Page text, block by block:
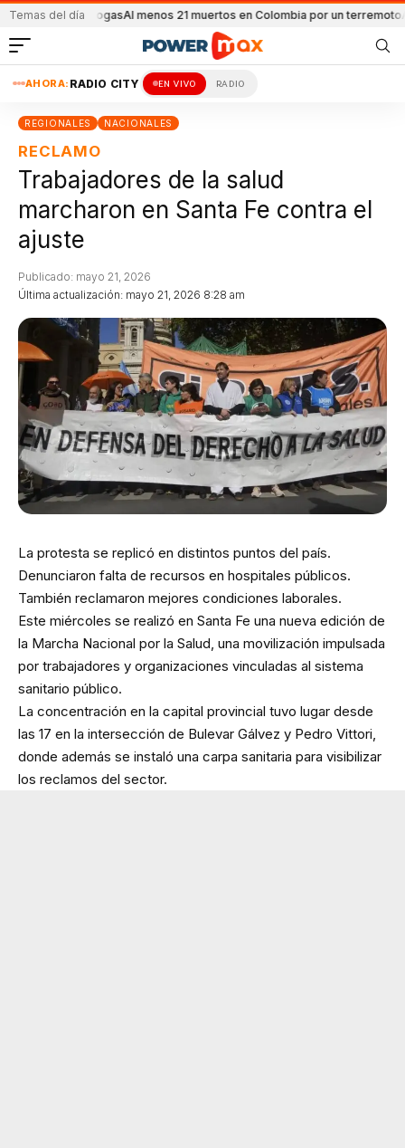
Temas del día
de drogasAl menos 21 muertos en Colombia por un terremotoAdorni
AHORA: RADIO CITY EN VIVO RADIO
REGIONALES NACIONALES
RECLAMO
Trabajadores de la salud
marcharon en Santa Fe contra el
ajuste
Última actualización: mayo 21, 2026 8:28 am
Publicado: mayo 21, 2026
La protesta se replicó en distintos puntos del país.
Denunciaron falta de recursos en hospitales públicos.
También reclamaron mejores condiciones laborales.
Este miércoles se realizó en Santa Fe una nueva edición de
la Marcha Nacional por la Salud, una movilización impulsada
por trabajadores y organizaciones vinculadas al sistema
sanitario público.
La concentración en la capital provincial tuvo lugar desde
las 17 en la intersección de Bulevar Gálvez y Pedro Vittori,
donde además se instaló una carpa sanitaria para visibilizar
los reclamos del sector.